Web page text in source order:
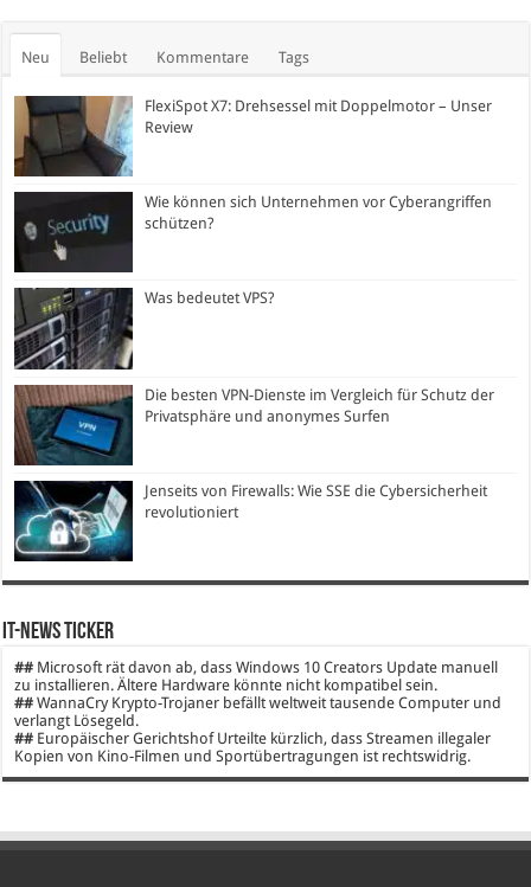
Neu Beliebt Kommentare Tags
FlexiSpot X7: Drehsessel mit Doppelmotor – Unser
Review
Wie können sich Unternehmen vor Cyberangriffen
schützen?
Was bedeutet VPS?
Die besten VPN-Dienste im Vergleich für Schutz der
Privatsphäre und anonymes Surfen
Jenseits von Firewalls: Wie SSE die Cybersicherheit
revolutioniert
IT-News Ticker
## Microsoft rät davon ab, dass Windows 10 Creators Update manuell
zu installieren. Ältere Hardware könnte nicht kompatibel sein.
## WannaCry Krypto-Trojaner befällt weltweit tausende Computer und
verlangt Lösegeld.
## Europäischer Gerichtshof Urteilte kürzlich, dass Streamen illegaler
Kopien von Kino-Filmen und Sportübertragungen ist rechtswidrig.